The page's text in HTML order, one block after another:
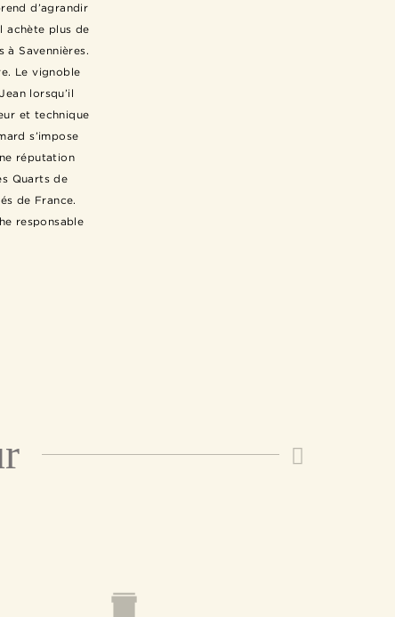
d’agrandir
achète plus de
à Savennières.
Le vignoble
lorsqu’il
et technique
s’impose
réputation
Quarts de
de France.
responsable